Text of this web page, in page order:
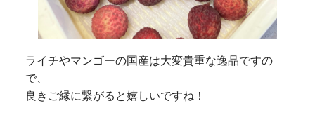
ライチやマンゴーの国産は大変貴重な逸品ですの
で、
良きご縁に繋がると嬉しいですね！